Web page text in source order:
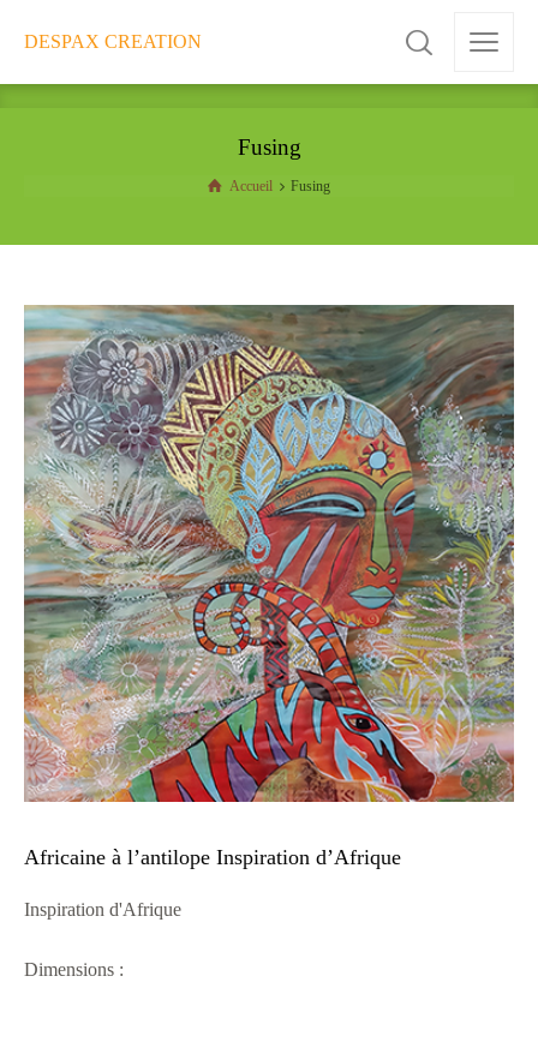
DESPAX CREATION
Fusing
Accueil Fusing
Africaine à l’antilope Inspiration d’Afrique
Inspiration d'Afrique
Dimensions :